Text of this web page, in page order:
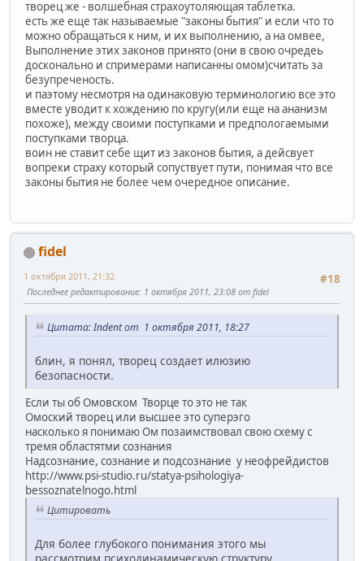
творец же - волшебная страхоутоляющая таблетка.
есть же еще так называемые "законы бытия" и если что то
можно обращаться к ним, и их выполнению, а на омвее,
Выполнение этих законов принято (они в свою очредеь
досконально и спримерами написанны омом)считать за
безупреченость.
и паэтому несмотря на одинаковую терминологию все это
вместе уводит к хождению по кругу(или еще на ананизм
похоже), между своими поступками и предпологаемыми
поступками творца.
воин не ставит себе щит из законов бытия, а дейсвует
вопреки страху который сопуствует пути, понимая что все
законы бытия не более чем очередное описание.
fidel
#18
1 октября 2011, 21:32
Последнее редактирование: 1 октября 2011, 23:08 от fidel
Цитата: Indent от 1 октября 2011, 18:27
блин, я понял, творец создает илюзию
безопасности.
Если ты об Омовском Творце то это не так
Омоский творец или высшее это суперэго
насколько я понимаю Ом позаимствовал свою схему с
тремя областятми сознания
Надсознание, сознание и подсознание у неофрейдистов
http://www.psi-studio.ru/statya-psihologiya-
bessoznatelnogo.html
Цитировать
Для более глубокого понимания этого мы